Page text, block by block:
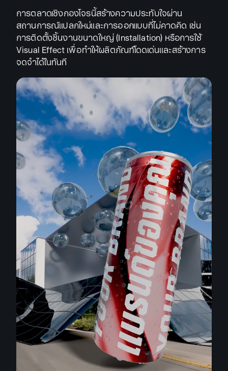
การตลาดเชิงกองโจรนี้สร้างความประทับใจผ่าน
สถานการณ์แปลกใหม่และการออกแบบที่ไม่คาดคิด เช่น
การติดตั้งชิ้นงานขนาดใหญ่ (Installation) หรือการใช้
Visual Effect เพื่อทำให้ผลิตภัณฑ์โดดเด่นและสร้างการ
จดจำได้ในทันที